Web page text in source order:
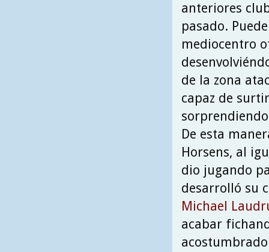
anteriores
pasado.
mediocentro
de la zona
capaz de
De esta
Horsens, al
dio jugando
desarrolló su
Michael
acabar